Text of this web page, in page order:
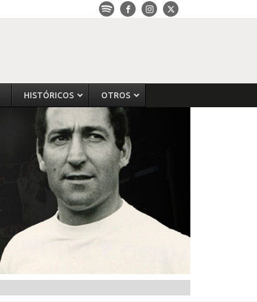
HISTÓRICOS OTROS